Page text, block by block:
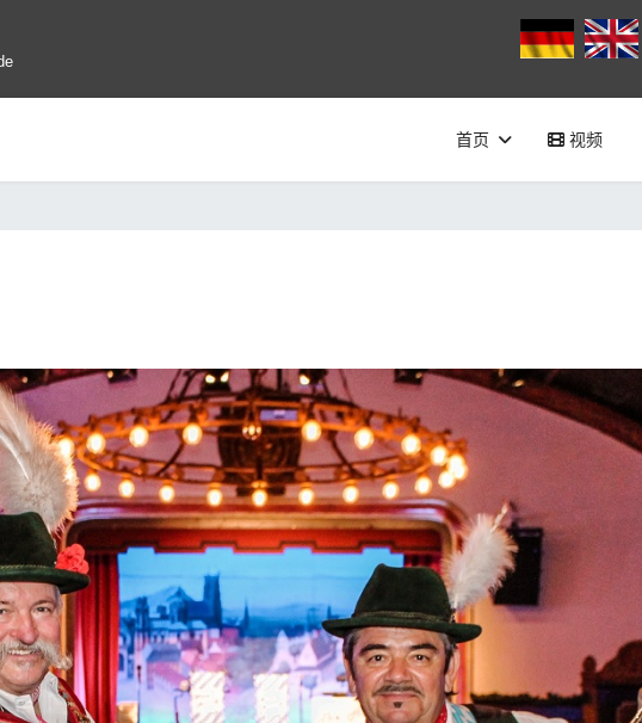
选择你的语音
首页 视频